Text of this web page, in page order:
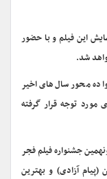
با نمایش این فیلم و با حضور
شد.
محور سال‌های اخیر
مورد توجه قرار گرفته
جشنواره فیلم فجر
آزادی) و بهترین